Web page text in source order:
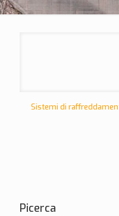
Sistemi di
Picerca